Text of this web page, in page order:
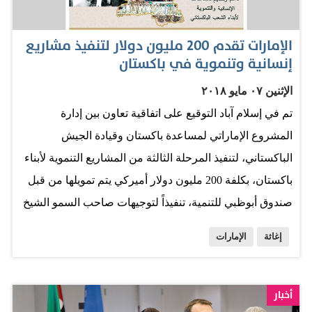
خدمية وإغاثية أسهمت في تخفيف معاناة مواطني المحافظات
اليمنية، حيث شمل ذلك 14 مجالاً رئيساً وأكثر من 45 نشاطاً
فرعياً، ممثل الهلال الأحمر الإماراتي في عدن، المهندس سعيد
آل علي، قال لـ«البيان»: إن تعز لها أولوية واهتمام خاص لدى
القيادة الإماراتية، وهذا عكس نفسه على الأرض من خلال
اعتماد عدد من المشاريع على ثلاث مراحل خلال عام زايد
بقيمة 2 مليون درهم إماراتي. وأضاف أنه تنفيذاً لهذه المنحة
ودرسنا آلية تفعيل هذه المشاريع وتوجهنا ناحية التعليم حيث
تم الاتفاق على إعادة…
الإمارات تقدم 200 مليون دولار لتنفيذ مشاريع
إنسانية وتنموية في باكستان
الإثنين ٠٧ مايو ٢٠١٨
تم في إسلام آباد التوقيع على اتفاقية تعاون بين إدارة
المشروع الإماراتي لمساعدة باكستان وقيادة الجيش
الباكستاني، لتنفيذ المرحلة الثالثة من المشاريع التنموية لأبناء
باكستان، بكلفة 200 مليون دولار أميركي يتم تمويلها من قبل
صندوق أبوظبي للتنمية، تنفيذاً لتوجيهات صاحب السمو الشيخ
والتنموية لجمهورية باكستان الإسلامية، وبمتابعة من سمو
إغاثة الإمارات
أخبار